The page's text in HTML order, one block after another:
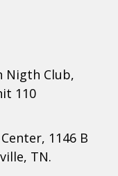
Nigth Club,
110
1146 B
TN.